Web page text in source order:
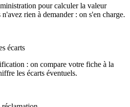
pour calculer la valeur
rien à demander : on s'en charge.
écarts
: on compare votre fiche à la
les écarts éventuels.